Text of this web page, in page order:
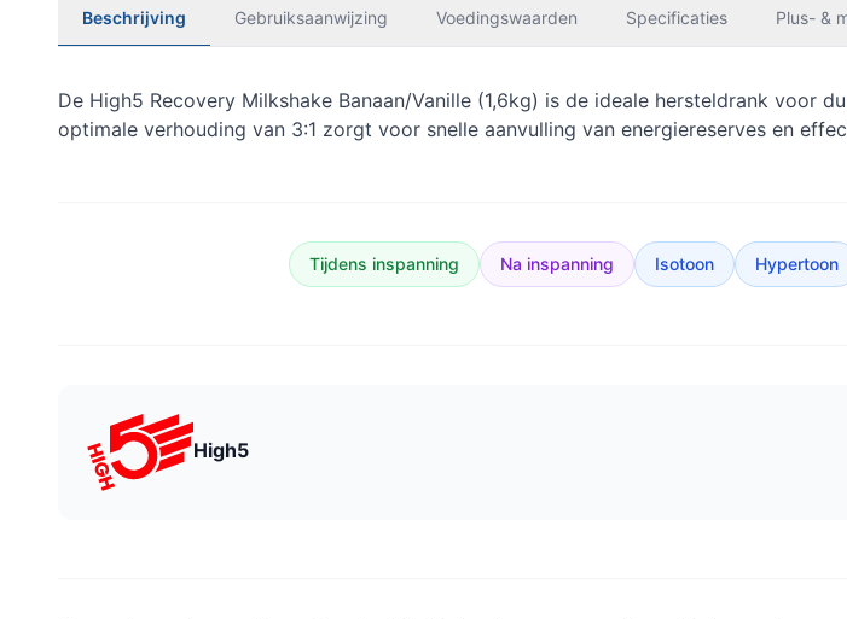
Beschrijving Gebruiksaanwijzing Voedingswaarden Specificaties Plus- &
De High5 Recovery Milkshake Banaan/Vanille (1,6kg) is de ideale hersteldrank voor
optimale verhouding van 3:1 zorgt voor snelle aanvulling van energiereserves en
Tijdens inspanning Na inspanning Isotoon Hypertoon
High5